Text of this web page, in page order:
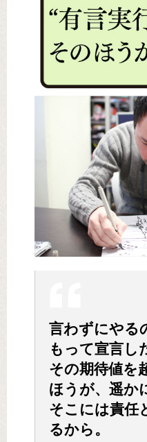
言わずにやる
もって宣言し
その期待値を
ほうが、遥か
そこには責任
るから。